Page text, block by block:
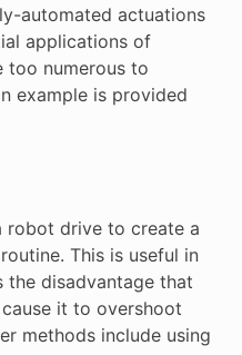
automated actuations
applications of
too numerous to
example is provided
robot drive to create a
This is useful in
the disadvantage that
it to overshoot
methods include using